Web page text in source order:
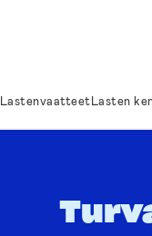
LastenvaatteetLasten